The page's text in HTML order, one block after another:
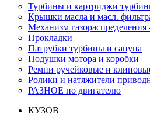
Турбины и картриджи
Крышки масла и масл.
Механизм
Прокладки
Патрубки турбины и сапуна
Подушки мотора и коробки
Ремни ручейковые и
Ролики и натяжители
РАЗНОЕ по двигателю
КУЗОВ